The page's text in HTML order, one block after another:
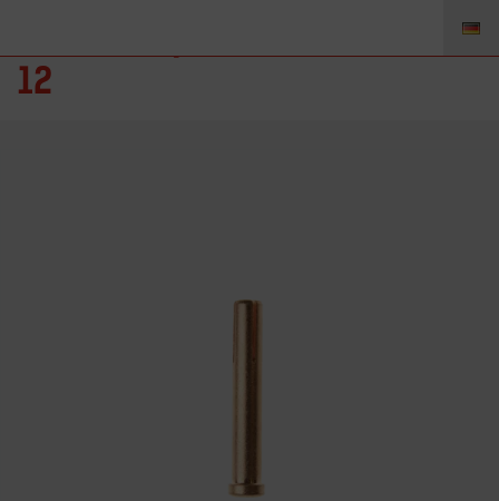
85Z15 – Spannhülse 2.4mm
12